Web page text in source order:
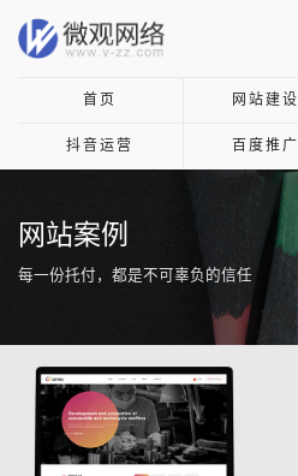
首页 网站建设
抖音运营 百度推广
网站案例
每一份托付，都是不可辜负的信任